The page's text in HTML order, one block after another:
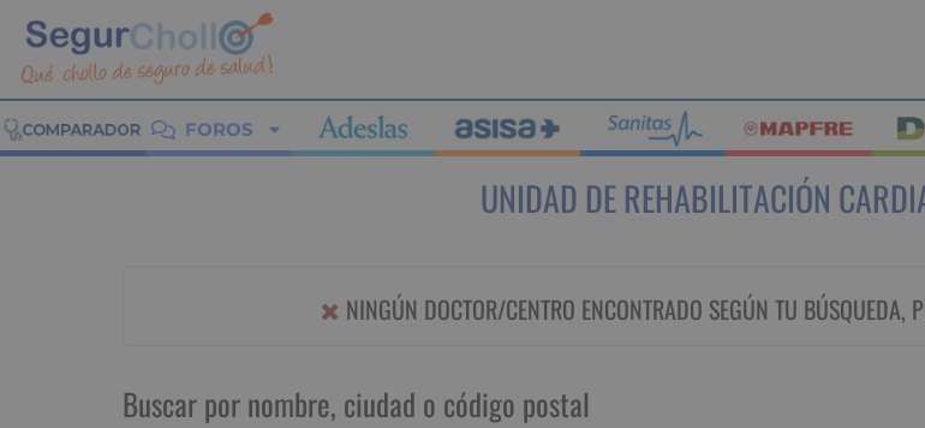
FOROS
UNIDAD DE REHABILITACIÓN
NINGÚN DOCTOR/CENTRO ENCONTRADO SEGÚN TU BÚSQUEDA,
Buscar por nombre, ciudad o código postal